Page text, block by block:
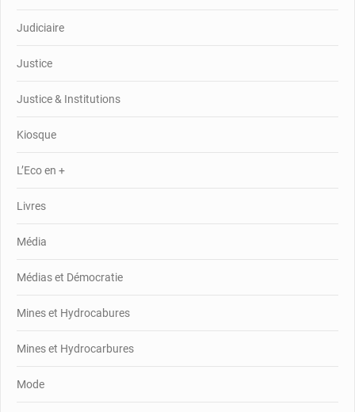
Judiciaire
Justice
Justice & Institutions
Kiosque
L’Eco en +
Livres
Média
Médias et Démocratie
Mines et Hydrocabures
Mines et Hydrocarbures
Mode